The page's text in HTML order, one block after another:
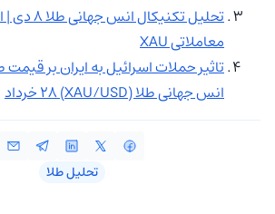
تحلیل تکنیکال
معاملاتی XAU
تاثیر حملات اسرائیل به ایران بر قیمت
انس جهانی طلا (XAU/USD) ۲۸ خرداد
تحلیل طلا